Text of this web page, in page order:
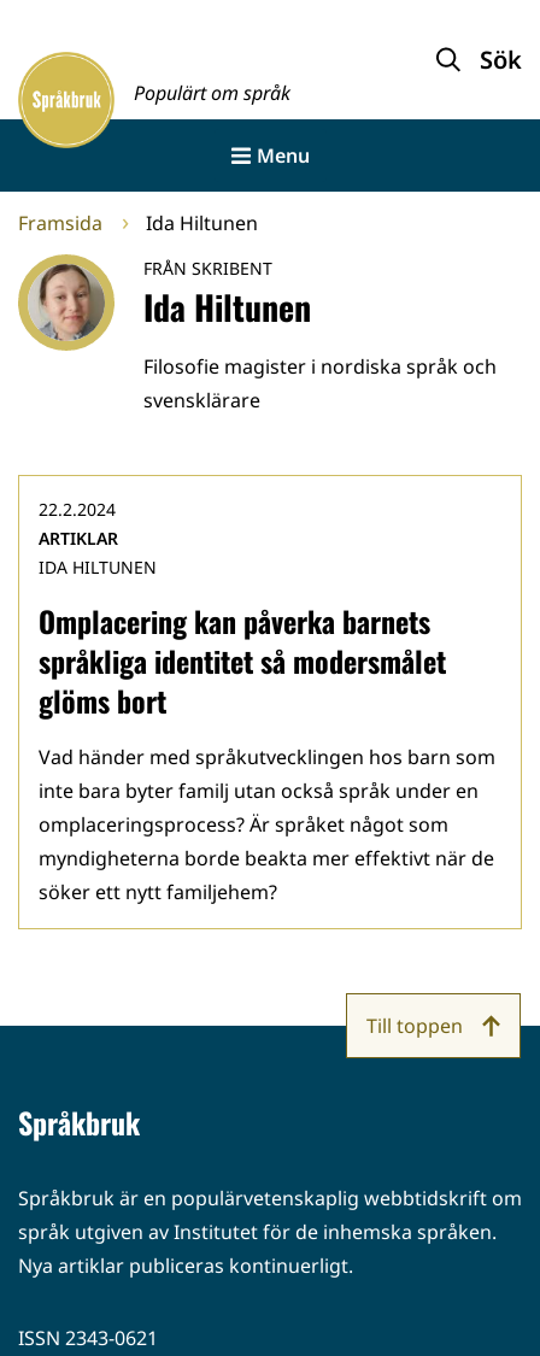
innehållet
Framsida
Populärt om språk
Sök
Menu
Framsida Ida Hiltunen
FRÅN SKRIBENT
Ida Hiltunen
Filosofie magister i nordiska språk och
svensklärare
Omplacering kan påverka barnets
språkliga identitet så modersmålet
glöms bort
22.2.2024
ARTIKLAR
IDA HILTUNEN
Vad händer med språkutvecklingen hos barn som
inte bara byter familj utan också språk under en
omplaceringsprocess? Är språket något som
myndigheterna borde beakta mer effektivt när de
söker ett nytt familjehem?
Språkbruk
Språkbruk är en populärvetenskaplig webbtidskrift om
språk utgiven av Institutet för de inhemska språken.
Nya artiklar publiceras kontinuerligt.
ISSN 2343-0621
Till toppen